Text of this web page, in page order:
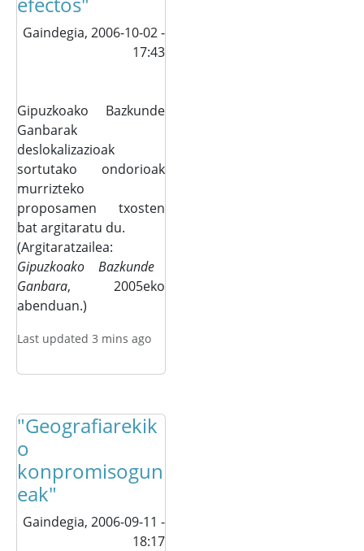
Gaindegia, 2006-10-02 -
17:43
Gipuzkoako Bazkunde
Ganbarak
deslokalizazioak
sortutako ondorioak
murrizteko
proposamen txosten
bat argitaratu du.
(Argitaratzailea:
Gipuzkoako Bazkunde
Ganbara, 2005eko
abenduan.)
Last updated 3 mins ago
"Geografiarekik
o
konpromisogun
eak"
Gaindegia, 2006-09-11 -
18:17